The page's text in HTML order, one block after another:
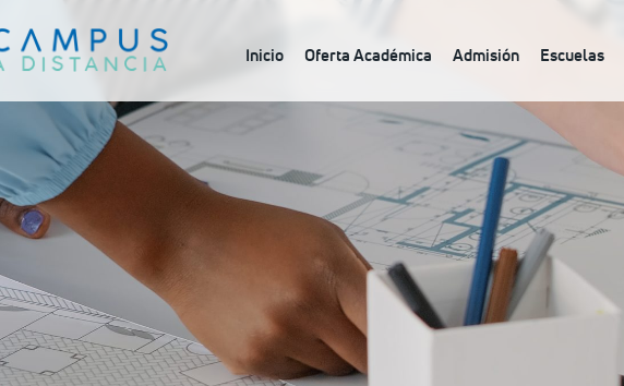
Inicio Oferta Académica Admisión Escuelas